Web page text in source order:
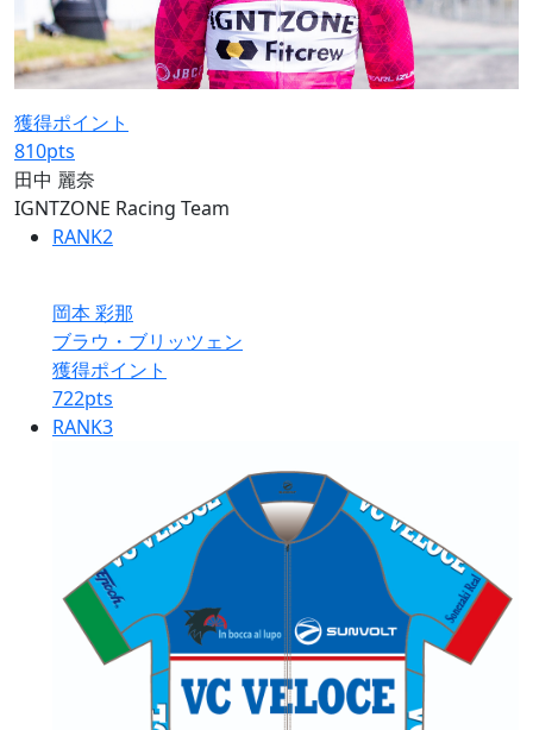
獲得ポイント
810pts
田中 麗奈
IGNTZONE Racing Team
RANK2
岡本 彩那
ブラウ・ブリッツェン
獲得ポイント
722pts
RANK3